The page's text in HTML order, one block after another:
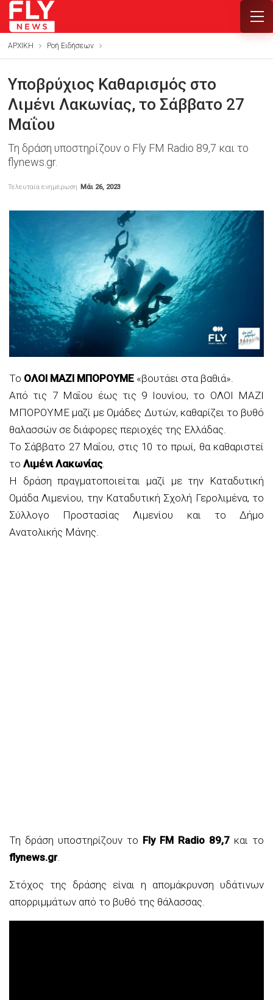
ΑΡΧΙΚΗ Ροή Ειδήσεων
Υποβρύχιος Καθαρισμός στο
Λιμένι Λακωνίας, το Σάββατο 27
Μαΐου
Τη δράση υποστηρίζουν ο Fly FM Radio 89,7 και το
flynews.gr.
Τελευταία ενημέρωση Μάι 26, 2023
Το ΟΛΟΙ ΜΑΖΙ ΜΠΟΡΟΥΜΕ «βουτάει στα βαθιά».
Από τις 7 Μαΐου έως τις 9 Ιουνίου, το ΟΛΟΙ ΜΑΖΙ
ΜΠΟΡΟΥΜΕ μαζί με Ομάδες Δυτών, καθαρίζει το βυθό
θαλασσών σε διάφορες περιοχές της Ελλάδας.
Το Σάββατο 27 Μαΐου, στις 10 το πρωί, θα καθαριστεί
το Λιμένι Λακωνίας.
Η δράση πραγματοποιείται μαζί με την Καταδυτική
Ομάδα Λιμενίου, την Καταδυτική Σχολή Γερολιμένα, το
Σύλλογο Προστασίας Λιμενίου και το Δήμο
Ανατολικής Μάνης.
Τη δράση υποστηρίζουν το Fly FM Radio 89,7 και το
flynews.gr.
Στόχος της δράσης είναι η απομάκρυνση υδάτινων
απορριμμάτων από το βυθό της θάλασσας.